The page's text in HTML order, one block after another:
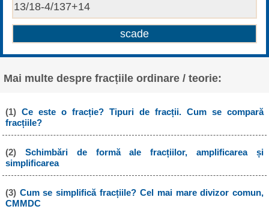
Mai multe despre fracțiile ordinare / teorie:
(1) Ce este o fracție? Tipuri de fracții. Cum se compară
fracțiile?
(2) Schimbări de formă ale fracțiilor, amplificarea și
simplificarea
(3) Cum se simplifică fracțiile? Cel mai mare divizor comun,
CMMDC